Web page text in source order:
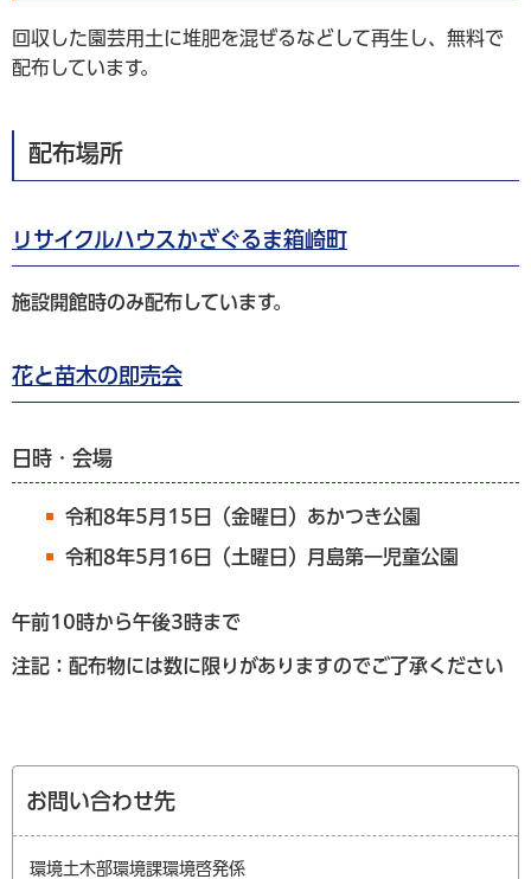
回収した園芸用土に堆肥を混ぜるなどして再生し、無料で
配布しています。
配布場所
リサイクルハウスかざぐるま箱崎町
施設開館時のみ配布しています。
花と苗木の即売会
日時・会場
令和8年5月15日（金曜日）あかつき公園
令和8年5月16日（土曜日）月島第一児童公園
午前10時から午後3時まで
注記：配布物には数に限りがありますのでご了承ください
お問い合わせ先
環境土木部環境課環境啓発係